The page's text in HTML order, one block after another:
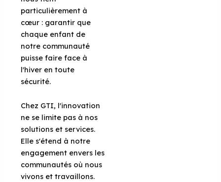
particulièrement à
cœur : garantir que
chaque enfant de
notre communauté
puisse faire face à
l'hiver en toute
sécurité.
Chez GTI, l'innovation
ne se limite pas à nos
solutions et services.
Elle s'étend à notre
engagement envers les
communautés où nous
vivons et travaillons.